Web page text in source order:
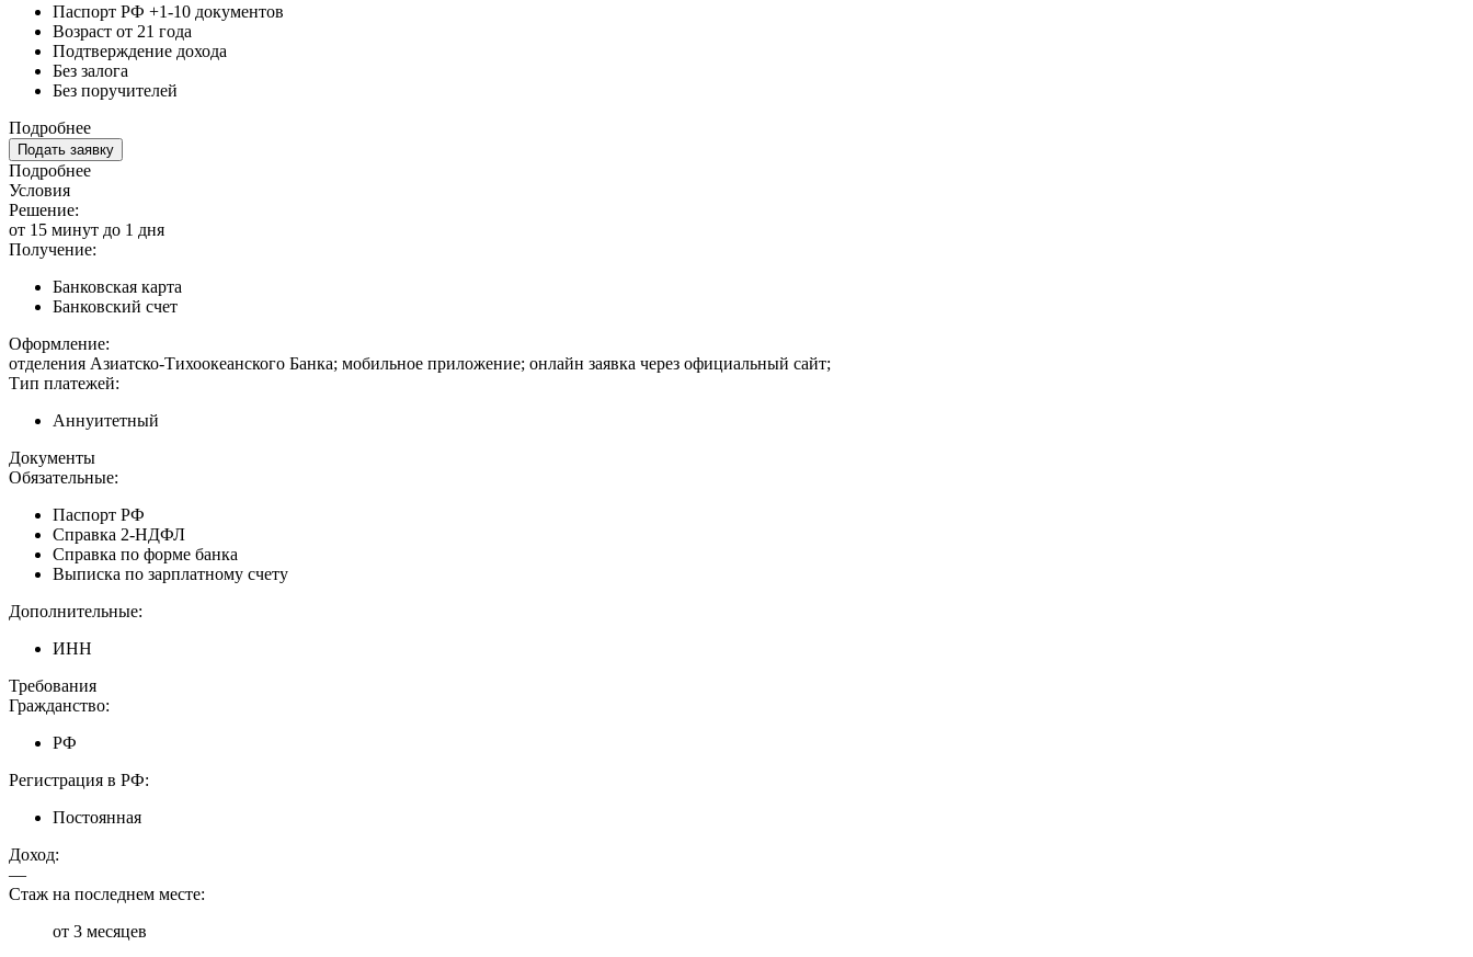
Паспорт РФ +1-10 документов
Возраст от 21 года
Подтверждение дохода
Без залога
Без поручителей
Подробнее
Подать заявку
Подробнее
Условия
Решение:
от 15 минут до 1 дня
Получение:
Банковская карта
Банковский счет
Оформление:
отделения Азиатско-Тихоокеанского Банка; мобильное приложение; онлайн заявка через официальный сайт;
Тип платежей:
Аннуитетный
Документы
Обязательные:
Паспорт РФ
Справка 2-НДФЛ
Справка по форме банка
Выписка по зарплатному счету
Дополнительные:
ИНН
Требования
Гражданство:
РФ
Регистрация в РФ:
Постоянная
Доход:
—
Стаж на последнем месте:
от 3 месяцев